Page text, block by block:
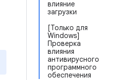
влияние
загрузки
[Только для
Windows]
Проверка
влияния
антивирусного
программного
обеспечения